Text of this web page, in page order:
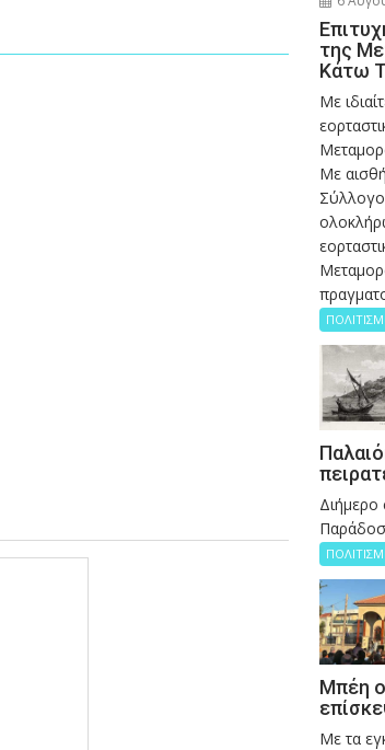
της
Κάτω
Με
Με
Διήμερο
Μπέη
Με τα